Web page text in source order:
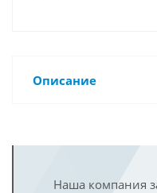
Описание
Наша компания